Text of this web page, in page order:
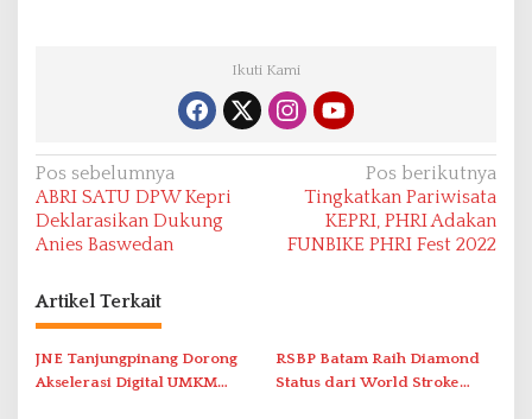
Ikuti Kami
N
a
v
g
s
Pos sebelumnya
ABRI SATU DPW Kepri
Deklarasikan Dukung
Anies Baswedan
Pos berikutnya
Tingkatkan Pariwisata
KEPRI, PHRI Adakan
FUNBIKE PHRI Fest 2022
Artikel Terkait
JNE Tanjungpinang Dorong
Akselerasi Digital UMKM
RSBP Batam Raih Diamond
Status dari World Stroke